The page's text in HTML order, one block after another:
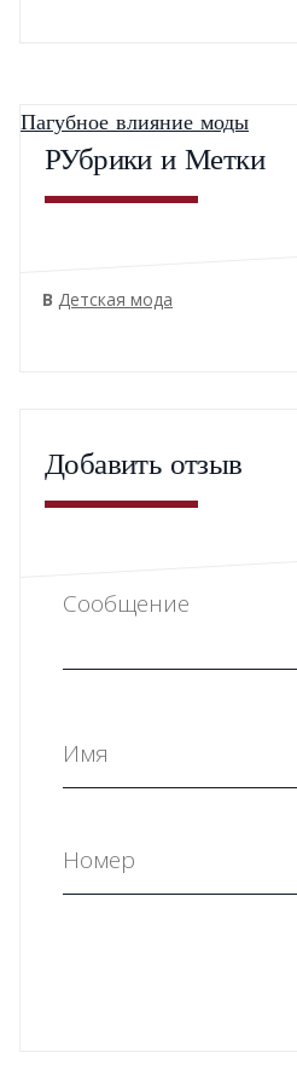
Пагубное влияние моды
РУбрики и Метки
В Детская мода
Добавить отзыв